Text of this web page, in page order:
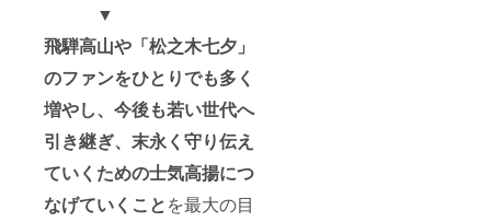
▼
飛騨高山や「松之木七夕」
のファンをひとりでも多く
増やし、今後も若い世代へ
引き継ぎ、末永く守り伝え
ていくための士気高揚につ
なげていくことを最大の目